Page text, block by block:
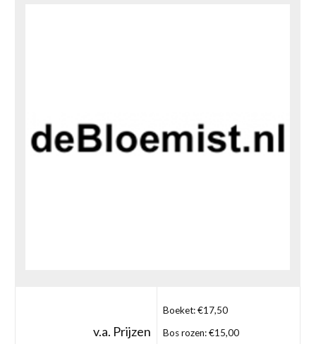
v.a. Prijzen
Boeket: €17,50
Bos rozen: €15,00